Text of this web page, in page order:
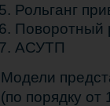
Рольганг
Поворотный
АСУТП
Модели
(по порядку от